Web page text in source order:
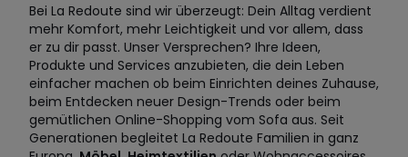
Bei La Redoute sind wir überzeugt: Dein Alltag verdient
mehr Komfort, mehr Leichtigkeit und vor allem, dass
er zu dir passt. Unser Versprechen? Ihre Ideen,
Produkte und Services anzubieten, die dein Leben
einfacher machen ob beim Einrichten deines Zuhause,
beim Entdecken neuer Design-Trends oder beim
gemütlichen Online-Shopping vom Sofa aus. Seit
Generationen begleitet La Redoute Familien in ganz